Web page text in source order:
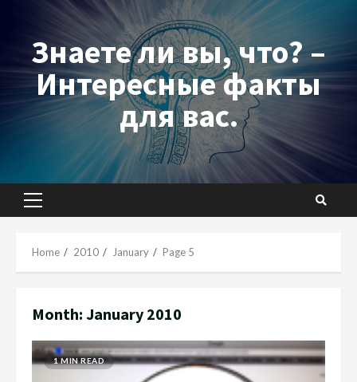
contentЗнаете ли вы, что? –
Интересные факты
для вас.
Primary
Home 2010 January Page 5
Month: January 2010
1 MIN READ